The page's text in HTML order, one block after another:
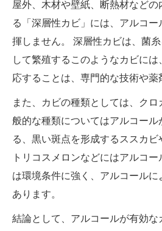
屋外、木材や壁紙、断熱材など
る「深層性カビ」には、アルコ
揮しません。 深層性カビは、菌
して繁殖するこのようなカビに
応することは、専門的な技術や薬
また、カビの種類としては、ク
般的な種類についてはアルコール
る、黒い斑点を形成するススカビ
トリコスメロンなどにはアルコ
は環境条件に強く、アルコール
あります。
結論として、アルコールが有効な